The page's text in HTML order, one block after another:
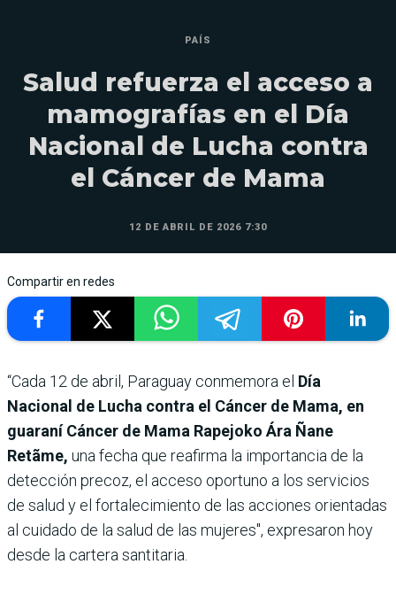
PAÍS
Salud refuerza el acceso a
mamografías en el Día
Nacional de Lucha contra
el Cáncer de Mama
12 DE ABRIL DE 2026 7:30
Compartir en redes
“Cada 12 de abril, Paraguay conmemora el Día
Nacional de Lucha contra el Cáncer de Mama, en
guaraní Cáncer de Mama Rapejoko Ára Ñane
Retãme, una fecha que reafirma la importancia de la
detección precoz, el acceso oportuno a los servicios
de salud y el fortalecimiento de las acciones orientadas
al cuidado de la salud de las mujeres", expresaron hoy
desde la cartera santitaria.